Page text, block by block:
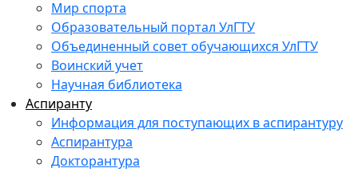
Мир спорта
Образовательный портал УлГТУ
Объединенный совет обучающихся УлГТУ
Воинский учет
Научная библиотека
Аспиранту
Информация для поступающих в аспирантуру
Аспирантура
Докторантура